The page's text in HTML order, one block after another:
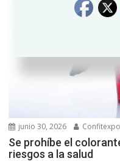
junio 30, 2026
Se prohíbe el
riesgos a la salud